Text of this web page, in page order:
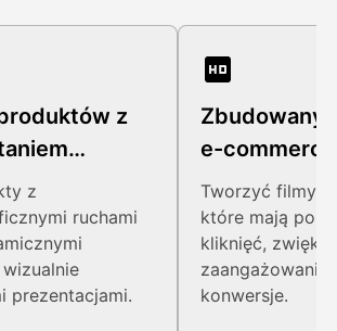
z
z
ruchami
prezentacjami.
Zbudowany
e-commerce
Tworzyć filmy
które mają
kliknięć,
zaangażowanie
konwersje.